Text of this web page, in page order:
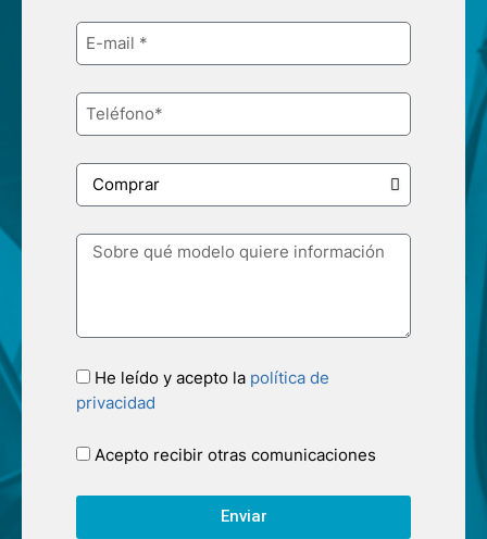
He leído y acepto la política de
privacidad
Acepto recibir otras comunicaciones
Enviar